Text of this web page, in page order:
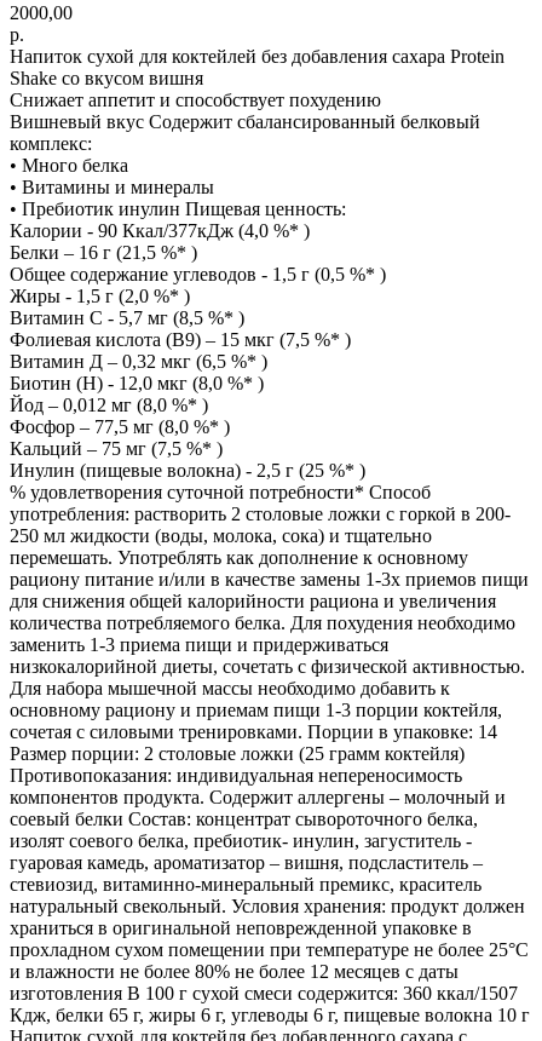
2000,00
р.
Напиток сухой для коктейлей без добавления сахара Protein
Shake со вкусом вишня
Снижает аппетит и способствует похудению
Вишневый вкус Содержит сбалансированный белковый
комплекс:
• Много белка
• Витамины и минералы
• Пребиотик инулин Пищевая ценность:
Калории - 90 Ккал/377кДж (4,0 %* )
Белки – 16 г (21,5 %* )
Общее содержание углеводов - 1,5 г (0,5 %* )
Жиры - 1,5 г (2,0 %* )
Витамин С - 5,7 мг (8,5 %* )
Фолиевая кислота (В9) – 15 мкг (7,5 %* )
Витамин Д – 0,32 мкг (6,5 %* )
Биотин (Н) - 12,0 мкг (8,0 %* )
Йод – 0,012 мг (8,0 %* )
Фосфор – 77,5 мг (8,0 %* )
Кальций – 75 мг (7,5 %* )
Инулин (пищевые волокна) - 2,5 г (25 %* )
% удовлетворения суточной потребности* Способ
употребления: растворить 2 столовые ложки с горкой в 200-
250 мл жидкости (воды, молока, сока) и тщательно
перемешать. Употреблять как дополнение к основному
рациону питание и/или в качестве замены 1-3х приемов пищи
для снижения общей калорийности рациона и увеличения
количества потребляемого белка. Для похудения необходимо
заменить 1-3 приема пищи и придерживаться
низкокалорийной диеты, сочетать с физической активностью.
Для набора мышечной массы необходимо добавить к
основному рациону и приемам пищи 1-3 порции коктейля,
сочетая с силовыми тренировками. Порции в упаковке: 14
Размер порции: 2 столовые ложки (25 грамм коктейля)
Противопоказания: индивидуальная непереносимость
компонентов продукта. Содержит аллергены – молочный и
соевый белки Состав: концентрат сывороточного белка,
изолят соевого белка, пребиотик- инулин, загуститель -
гуаровая камедь, ароматизатор – вишня, подсластитель –
стевиозид, витаминно-минеральный премикс, краситель
натуральный свекольный. Условия хранения: продукт должен
храниться в оригинальной неповрежденной упаковке в
прохладном сухом помещении при температуре не более 25°C
и влажности не более 80% не более 12 месяцев с даты
изготовления В 100 г сухой смеси содержится: 360 ккал/1507
Кдж, белки 65 г, жиры 6 г, углеводы 6 г, пищевые волокна 10 г
Напиток сухой для коктейля без добавленного сахара с